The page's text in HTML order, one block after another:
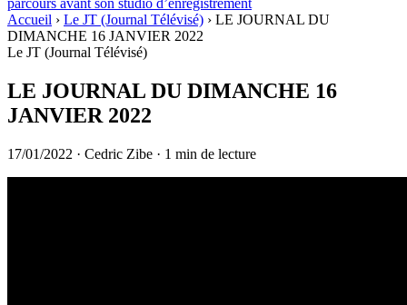
parcours avant son studio d’enregistrement
Accueil › Le JT (Journal Télévisé) › LE JOURNAL DU
DIMANCHE 16 JANVIER 2022
Le JT (Journal Télévisé)
LE JOURNAL DU DIMANCHE 16
JANVIER 2022
17/01/2022 · Cedric Zibe · 1 min de lecture